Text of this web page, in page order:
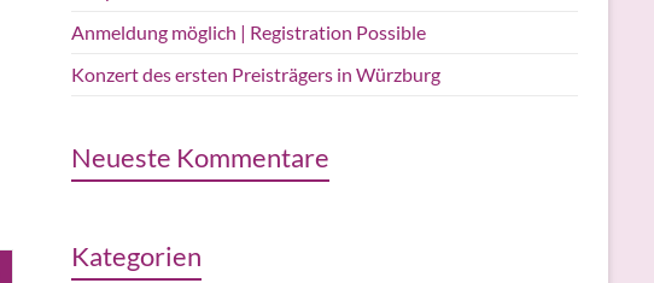
Anmeldung möglich | Registration Possible
Konzert des ersten Preisträgers in Würzburg
Neueste Kommentare
Kategorien